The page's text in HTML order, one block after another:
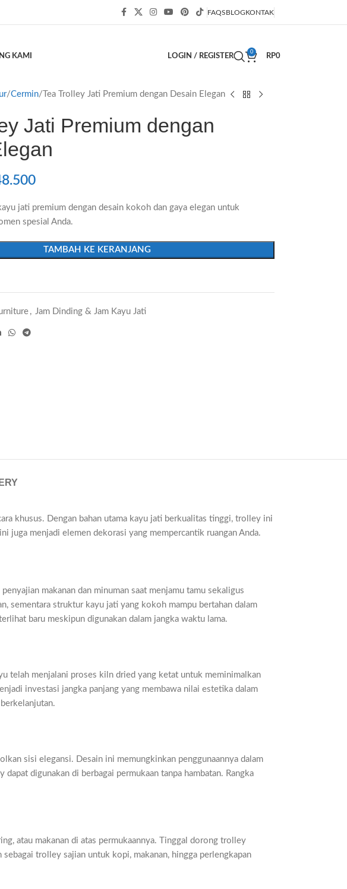
FAQSBLOGKONTAK
KAMI LOGIN / REGISTER
0
RP0
Cermin Tea Trolley Jati Premium dengan Desain Elegan
Jati Premium dengan
jati premium dengan desain kokoh dan gaya elegan untuk
spesial Anda.
TAMBAH KE KERANJANG
, Jam Dinding & Jam Kayu Jati
khusus. Dengan bahan utama kayu jati berkualitas tinggi, trolley ini
juga menjadi elemen dekorasi yang mempercantik ruangan Anda.
makanan dan minuman saat menjamu tamu sekaligus
sementara struktur kayu jati yang kokoh mampu bertahan dalam
baru meskipun digunakan dalam jangka waktu lama.
telah menjalani proses kiln dried yang ketat untuk meminimalkan
investasi jangka panjang yang membawa nilai estetika dalam
sisi elegansi. Desain ini memungkinkan penggunaannya dalam
digunakan di berbagai permukaan tanpa hambatan. Rangka
atau makanan di atas permukaannya. Tinggal dorong trolley
trolley sajian untuk kopi, makanan, hingga perlengkapan